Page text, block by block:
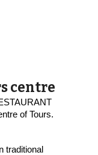
centre
of Tours.
traditional